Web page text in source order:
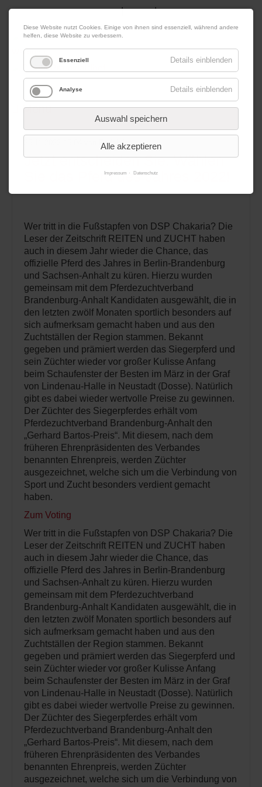
08. August 2026 Impressum|Kontakt|Datenschutz
Werbung
Menü
von Redaktion
Jetzt entscheiden Sie: Wählen
Sie das Pferd des Jahres 2022!
Wer tritt in die Fußstapfen von DSP Chakaria? Die
Leser der Zeitschrift REITEN und ZUCHT haben
auch in diesem Jahr wieder die Chance, das
offizielle Pferd des Jahres in Berlin-Brandenburg
und Sachsen-Anhalt zu küren. Hierzu wurden
gemeinsam mit dem Pferdezuchtverband
Brandenburg-Anhalt Kandidaten ausgewählt, die in
den letzten zwölf Monaten sportlich besonders auf
sich aufmerksam gemacht haben und aus den
Zuchtställen der Region stammen. Bekannt
gegeben und prämiert werden das Siegerpferd und
sein Züchter wieder vor großer Kulisse Anfang
beim Schaufenster der Besten im März in der Graf
von Lindenau-Halle in Neustadt (Dosse). Natürlich
gibt es dabei wieder wertvolle Preise zu gewinnen.
Der Züchter des Siegerpferdes erhält vom
Pferdezuchtverband Brandenburg-Anhalt den
„Gerhard Bartos-Preis“. Mit diesem, nach dem
früheren Ehrenpräsidenten des Verbandes
benannten Ehrenpreis, werden Züchter
ausgezeichnet, welche sich um die Verbindung von
Sport und Zucht besonders verdient gemacht
haben.
Zum Voting
Wer tritt in die Fußstapfen von DSP Chakaria? Die
Leser der Zeitschrift REITEN und ZUCHT haben
auch in diesem Jahr wieder die Chance, das
offizielle Pferd des Jahres in Berlin-Brandenburg
und Sachsen-Anhalt zu küren. Hierzu wurden
gemeinsam mit dem Pferdezuchtverband
Brandenburg-Anhalt Kandidaten ausgewählt, die in
den letzten zwölf Monaten sportlich besonders auf
sich aufmerksam gemacht haben und aus den
Zuchtställen der Region stammen. Bekannt
gegeben und prämiert werden das Siegerpferd und
sein Züchter wieder vor großer Kulisse Anfang
beim Schaufenster der Besten im März in der Graf
von Lindenau-Halle in Neustadt (Dosse). Natürlich
gibt es dabei wieder wertvolle Preise zu gewinnen.
Der Züchter des Siegerpferdes erhält vom
Pferdezuchtverband Brandenburg-Anhalt den
„Gerhard Bartos-Preis“. Mit diesem, nach dem
früheren Ehrenpräsidenten des Verbandes
benannten Ehrenpreis, werden Züchter
ausgezeichnet, welche sich um die Verbindung von
Diese Website nutzt Cookies. Einige von ihnen sind essenziell, während andere
helfen, diese Website zu verbessern.
Essenziell Details einblenden
Analyse Details einblenden
Auswahl speichern
Alle akzeptieren
Impressum Datenschutz